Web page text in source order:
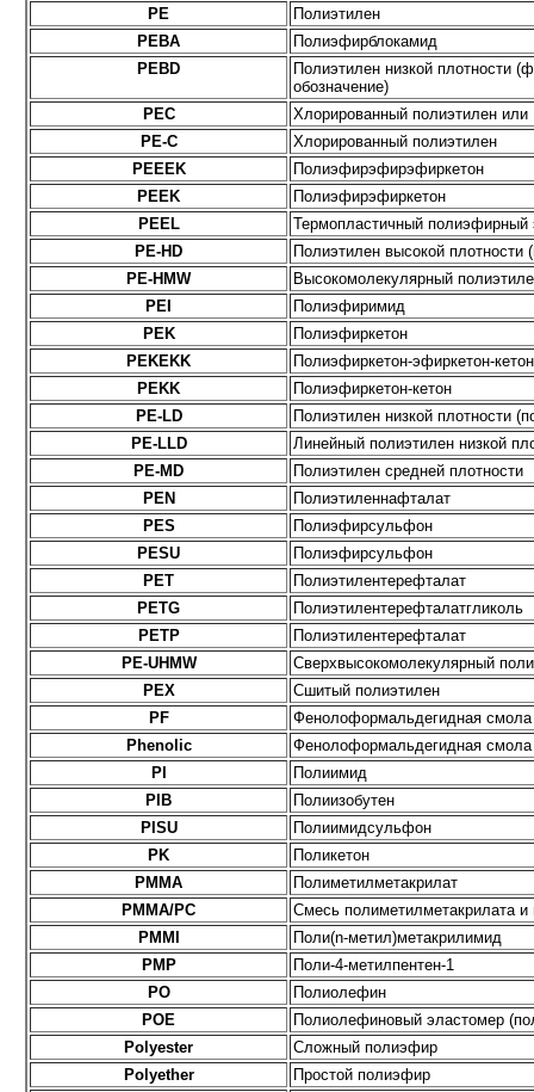
PE
Полиэтилен
PEBA
Полиэфирблокамид
PEBD
Полиэтилен низкой плотности
обозначение)
PEC
Хлорированный полиэтилен
PE-C
Хлорированный полиэтилен
PEEEK
Полиэфирэфирэфиркетон
PEEK
Полиэфирэфиркетон
PEEL
Термопластичный полиэфирный
PE-HD
Полиэтилен высокой плотности
PE-HMW
Высокомолекулярный
PEI
Полиэфиримид
PEK
Полиэфиркетон
PEKEKK
Полиэфиркетон-эфиркетон-кетон
PEKK
Полиэфиркетон-кетон
PE-LD
Полиэтилен низкой плотности
PE-LLD
Линейный полиэтилен низкой
PE-MD
Полиэтилен средней плотности
PEN
Полиэтиленнафталат
PES
Полиэфирсульфон
PESU
Полиэфирсульфон
PET
Полиэтилентерефталат
PETG
Полиэтилентерефталатгликоль
PETP
Полиэтилентерефталат
PE-UHMW
Сверхвысокомолекулярный
PEX
Сшитый полиэтилен
PF
Фенолоформальдегидная смола
Phenolic
Фенолоформальдегидная смола
PI
Полиимид
PIB
Полиизобутен
PISU
Полиимидсульфон
PK
Поликетон
PMMA
Полиметилметакрилат
PMMA/PC
Смесь полиметилметакрилата и
PMMI
Поли(n-метил)метакрилимид
PMP
Поли-4-метилпентен-1
PO
Полиолефин
POE
Полиолефиновый эластомер
Polyester
Сложный полиэфир
Polyether
Простой полиэфир